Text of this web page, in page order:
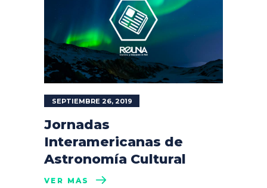
SEPTIEMBRE 26, 2019
Jornadas
Interamericanas de
Astronomía Cultural
VER MÁS